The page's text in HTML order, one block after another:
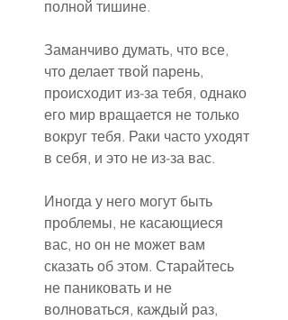
полной тишине.
Заманчиво думать, что все,
что делает твой парень,
происходит из-за тебя, однако
его мир вращается не только
вокруг тебя. Раки часто уходят
в себя, и это не из-за вас.
Иногда у него могут быть
проблемы, не касающиеся
вас, но он не может вам
сказать об этом. Старайтесь
не паниковать и не
волноваться, каждый раз,